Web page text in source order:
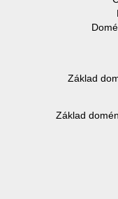
Základ
Základ